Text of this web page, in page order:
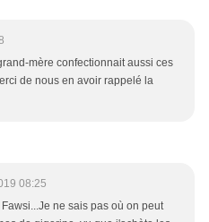
mère confectionnait aussi ces
de nous en avoir rappelé la
08:25
ne sais pas où on peut